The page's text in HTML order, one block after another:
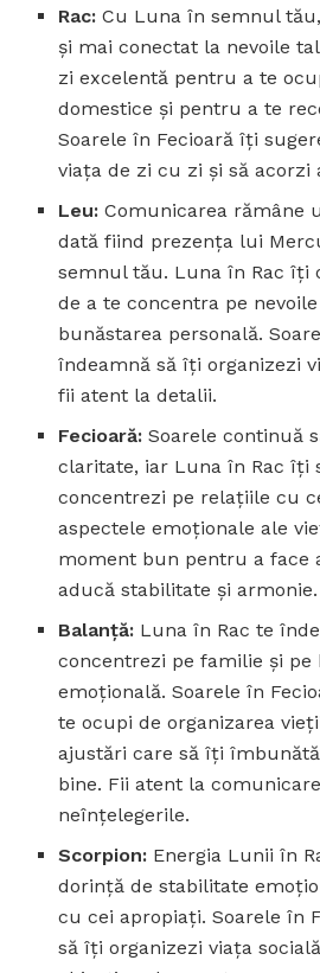
Rac: Cu Luna în semnul
și mai conectat la nevoile
zi excelentă pentru a te
domestice și pentru a te
Soarele în Fecioară îți
viața de zi cu zi și să acorzi
Leu: Comunicarea rămâne
dată fiind prezența lui
semnul tău. Luna în Rac îți
de a te concentra pe
bunăstarea personală.
îndeamnă să îți organizezi
fii atent la detalii.
Fecioară: Soarele continuă
claritate, iar Luna în Rac îți
concentrezi pe relațiile cu
aspectele emoționale ale
moment bun pentru a face
aducă stabilitate și armonie.
Balanță: Luna în Rac te
concentrezi pe familie și pe
emoțională. Soarele în
te ocupi de organizarea
ajustări care să îți
bine. Fii atent la
neînțelegerile.
Scorpion: Energia Lunii în
dorință de stabilitate
cu cei apropiați. Soarele în
să îți organizezi viața